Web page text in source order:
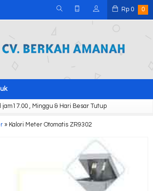
Rp 0 0
jam17.00 , Minggu & Hari Besar Tutup
» Kalori Meter Otomatis ZR9302